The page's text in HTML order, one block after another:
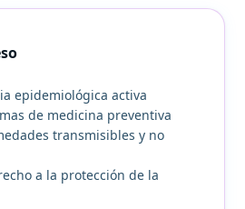
epidemiológica activa
de medicina preventiva
transmisibles y no
a la protección de la